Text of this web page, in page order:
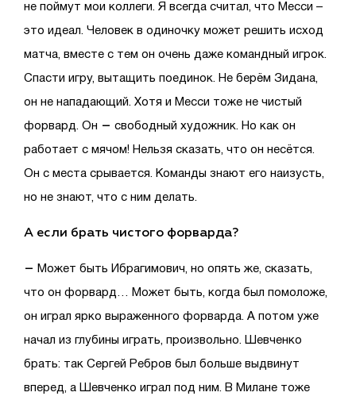
не поймут мои коллеги. Я всегда считал, что Месси –
это идеал. Человек в одиночку может решить исход
матча, вместе с тем он очень даже командный игрок.
Спасти игру, вытащить поединок. Не берём Зидана,
он не нападающий. Хотя и Месси тоже не чистый
форвард. Он – свободный художник. Но как он
работает с мячом! Нельзя сказать, что он несётся.
Он с места срывается. Команды знают его наизусть,
но не знают, что с ним делать.
А если брать чистого форварда?
– Может быть Ибрагимович, но опять же, сказать,
что он форвард… Может быть, когда был помоложе,
он играл ярко выраженного форварда. А потом уже
начал из глубины играть, произвольно. Шевченко
брать: так Сергей Ребров был больше выдвинут
вперед, а Шевченко играл под ним. В Милане тоже